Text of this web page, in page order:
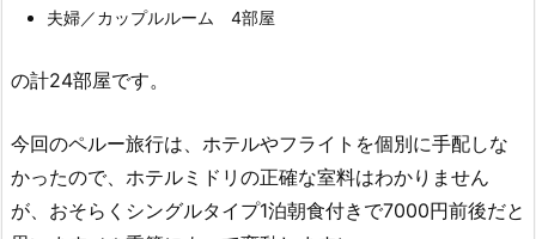
夫婦／カップルルーム 4部屋
の計24部屋です。
今回のペルー旅行は、ホテルやフライトを個別に手配しな
かったので、ホテルミドリの正確な室料はわかりません
が、おそらくシングルタイプ1泊朝食付きで7000円前後だと